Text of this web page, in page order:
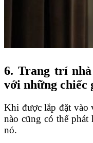
6. Trang trí
với những chiếc
Khi được lắp đặt vào
nào cũng có thể
nó.